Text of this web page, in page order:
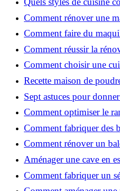
appartements du
Comment rénover une
habitat sain et performant
Comment faire du
utiliserez vraiment ?
Comment réussir la
ville en 2026 ?
Comment choisir une
rénovation en 2026 ?
Recette maison de
Sept astuces pour
à votre cuisine
Comment optimiser le
et gagner de la place ?
Comment fabriquer des
de karité ?
Comment rénover un
budget et matériaux ?
Aménager une cave en
essentielles
Comment fabriquer un
l'huile de rose musquée ?